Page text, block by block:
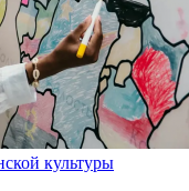
культуры